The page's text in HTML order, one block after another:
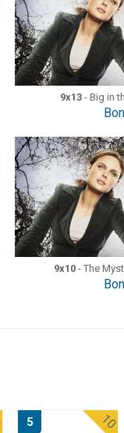
9x13- Big in
9x10- The
10
5